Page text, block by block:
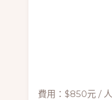
費用：$850元 / 人